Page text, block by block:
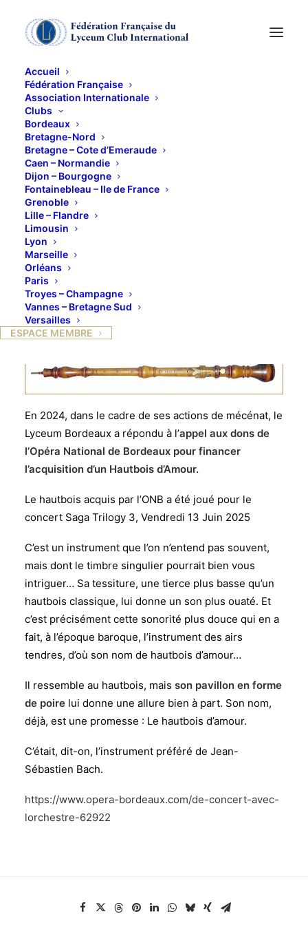
Accueil
Fédération Française
Association Internationale
Clubs
Bordeaux
Bretagne-Nord
Bretagne – Cote d’Emeraude
Caen – Normandie
Dijon – Bourgogne
Fontainebleau – Ile de France
Grenoble
Lille – Flandre
Limousin
Lyon
Marseille
Orléans
Paris
Troyes – Champagne
Vannes – Bretagne Sud
Versailles
ESPACE MEMBRE
MECENAT 2024
16 JUIN 2025
En 2024, dans le cadre de ses actions de mécénat, le
Lyceum Bordeaux a répondu à l’appel aux dons de
l’Opéra National de Bordeaux pour financer
l’acquisition d’un Hautbois d’Amour.
Le hautbois acquis par l’ONB a été joué pour le
concert Saga Trilogy 3, Vendredi 13 Juin 2025
C’est un instrument que l’on n’entend pas souvent,
mais dont le timbre singulier pourrait bien vous
intriguer… Sa tessiture, une tierce plus basse qu’un
hautbois classique, lui donne un son plus ouaté. Et
c’est précisément cette sonorité plus douce qui en a
fait, à l’époque baroque, l’instrument des airs
tendres, d’où son nom de hautbois d’amour…
Il ressemble au hautbois, mais son pavillon en forme
de poire lui donne une allure bien à part. Son nom,
déjà, est une promesse : Le hautbois d’amour.
C’était, dit-on, l’instrument préféré de Jean-
Sébastien Bach.
https://www.opera-bordeaux.com/de-concert-avec-
lorchestre-62922